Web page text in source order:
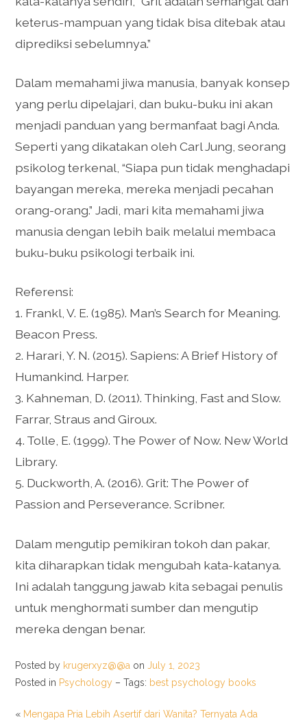
keterus-mampuan yang tidak bisa ditebak atau
diprediksi sebelumnya.”
Dalam memahami jiwa manusia, banyak konsep
yang perlu dipelajari, dan buku-buku ini akan
menjadi panduan yang bermanfaat bagi Anda.
Seperti yang dikatakan oleh Carl Jung, seorang
psikolog terkenal, “Siapa pun tidak menghadapi
bayangan mereka, mereka menjadi pecahan
orang-orang.” Jadi, mari kita memahami jiwa
manusia dengan lebih baik melalui membaca
buku-buku psikologi terbaik ini.
Referensi:
1. Frankl, V. E. (1985). Man’s Search for Meaning.
Beacon Press.
2. Harari, Y. N. (2015). Sapiens: A Brief History of
Humankind. Harper.
3. Kahneman, D. (2011). Thinking, Fast and Slow.
Farrar, Straus and Giroux.
4. Tolle, E. (1999). The Power of Now. New World
Library.
5. Duckworth, A. (2016). Grit: The Power of
Passion and Perseverance. Scribner.
Dalam mengutip pemikiran tokoh dan pakar,
kita diharapkan tidak mengubah kata-katanya.
Ini adalah tanggung jawab kita sebagai penulis
untuk menghormati sumber dan mengutip
mereka dengan benar.
Posted by krugerxyz@@a on July 1, 2023
Posted in Psychology – Tags: best psychology books
« Mengapa Pria Lebih Asertif dari Wanita? Ternyata Ada